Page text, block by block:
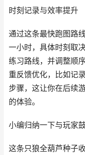
时刻记录与效率提升
通过这条最快跑图路
一小时，具体时刻取
练习路线，并调整顺
重反馈优化，比如记
步骤，这让你在后续
的体验。
小编归纳一下与玩家
这条只狼全葫芦种子